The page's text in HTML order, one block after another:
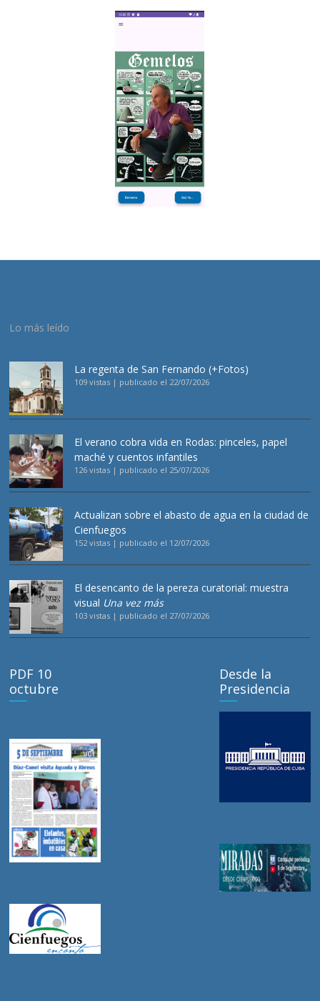
Lo más leído
La regenta de San Fernando (+Fotos)
109 vistas | publicado el 22/07/2026
El verano cobra vida en Rodas: pinceles, papel
maché y cuentos infantiles
126 vistas | publicado el 25/07/2026
Actualizan sobre el abasto de agua en la ciudad de
Cienfuegos
152 vistas | publicado el 12/07/2026
El desencanto de la pereza curatorial: muestra
visual Una vez más
103 vistas | publicado el 27/07/2026
PDF 10
octubre
Desde la
Presidencia